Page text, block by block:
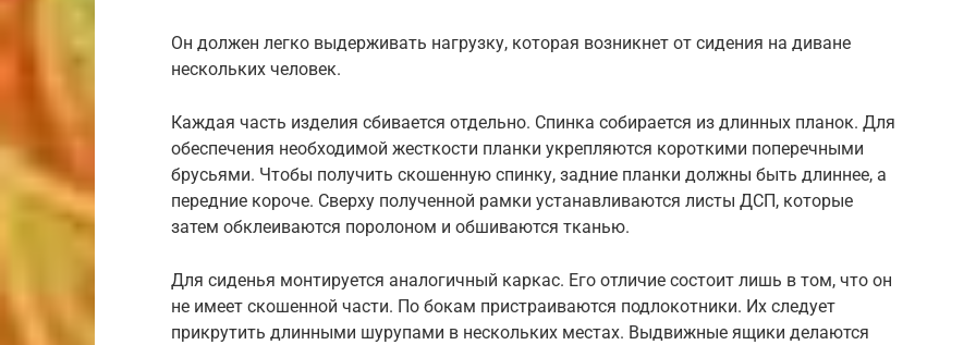
Он должен легко выдерживать нагрузку, которая возникнет от сидения на диване
нескольких человек.
Каждая часть изделия сбивается отдельно. Спинка собирается из длинных планок. Для
обеспечения необходимой жесткости планки укрепляются короткими поперечными
брусьями. Чтобы получить скошенную спинку, задние планки должны быть длиннее, а
передние короче. Сверху полученной рамки устанавливаются листы ДСП, которые
затем обклеиваются поролоном и обшиваются тканью.
Для сиденья монтируется аналогичный каркас. Его отличие состоит лишь в том, что он
не имеет скошенной части. По бокам пристраиваются подлокотники. Их следует
прикрутить длинными шурупами в нескольких местах. Выдвижные ящики делаются